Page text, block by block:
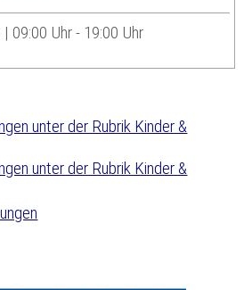
09:00 Uhr - 19:00 Uhr